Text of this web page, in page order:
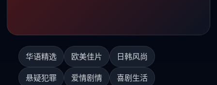
华语精选 欧美佳片
日韩风尚
悬疑犯罪
爱情剧情
喜剧生活